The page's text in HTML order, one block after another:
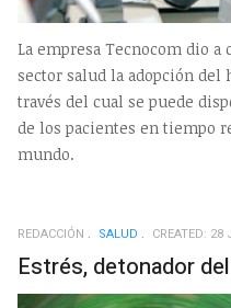
La empresa Tecnocom dio
sector salud la adopción
través del cual se puede
de los pacientes en tiempo
mundo.
REDACCIÓN SALUD CREATED:
Estrés, detonador